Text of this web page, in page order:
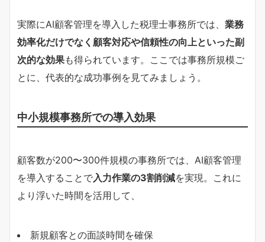
実際にAI顧客管理を導入した税理士事務所では、 業務
効率化だけでなく顧客対応や信頼性の向上といった副
次的な効果も得られています。ここでは事務所規模ご
とに、代表的な成功事例を見てみましょう。
中小規模事務所での導入効果
顧客数が200〜300件規模の事務所では、AI顧客管理
を導入することで入力作業の3割削減を実現。これに
より浮いた時間を活用して、
新規顧客との面談時間を確保